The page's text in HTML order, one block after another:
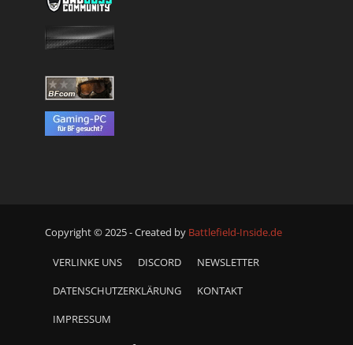
Copyright © 2025 - Created by Battlefield-Inside.de
VERLINKE UNS DISCORD NEWSLETTER
DATENSCHUTZERKLÄRUNG KONTAKT
IMPRESSUM